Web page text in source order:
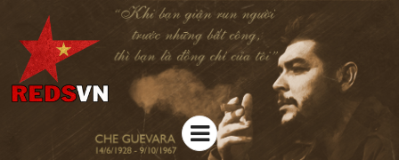
Kênh chia sẻ tri thức cộng đồng
Menu